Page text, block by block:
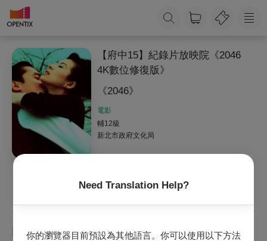
Need Translation Help?
你的瀏覽器目前預設為其他語言。你可以使用以下方法
【府中15】紀錄片放映院《2046
4K數位修復版》
《2046》
電影
輔12級
新北市政府文化局
主辦專頁
【府中15】紀錄片放映院